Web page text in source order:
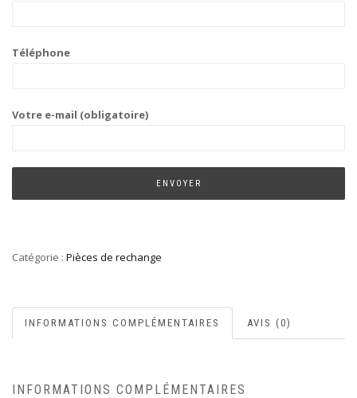
Téléphone
Votre e-mail (obligatoire)
Catégorie : Pièces de rechange
INFORMATIONS COMPLÉMENTAIRES AVIS (0)
INFORMATIONS COMPLÉMENTAIRES